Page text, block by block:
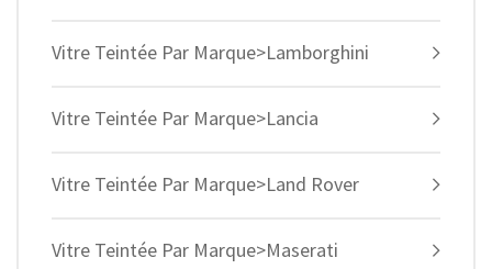
Vitre Teintée Par Marque>Lamborghini
Vitre Teintée Par Marque>Lancia
Vitre Teintée Par Marque>Land Rover
Vitre Teintée Par Marque>Maserati